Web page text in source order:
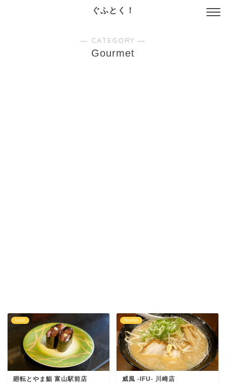
ぐふとく！
― CATEGORY ―
Gourmet
Lunch
廻転とやま鮨 富山駅前店
Noodles
威風 -IFU- 川崎店